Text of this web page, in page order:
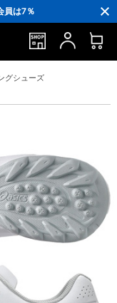
員は7％
ン」プレゼント！
レゼント！
！
グシューズ